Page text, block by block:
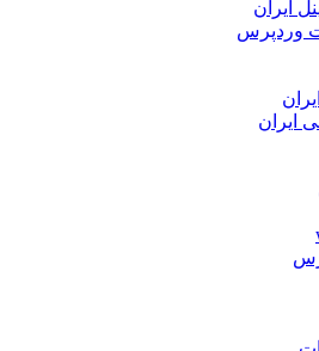
ایران
وردپرس
ایران